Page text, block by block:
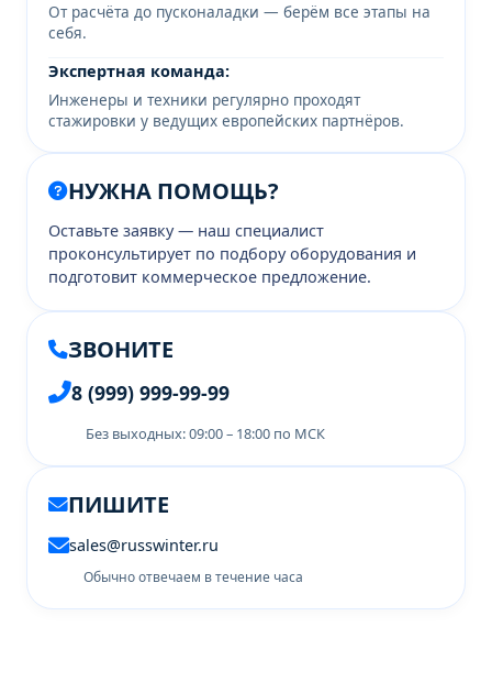
От расчёта до пусконаладки — берём все этапы на
себя.
Экспертная команда:
Инженеры и техники регулярно проходят
стажировки у ведущих европейских партнёров.
НУЖНА ПОМОЩЬ?
Оставьте заявку — наш специалист
проконсультирует по подбору оборудования и
подготовит коммерческое предложение.
ЗВОНИТЕ
8 (999) 999-99-99
Без выходных: 09:00 – 18:00 по МСК
ПИШИТЕ
sales@russwinter.ru
Обычно отвечаем в течение часа